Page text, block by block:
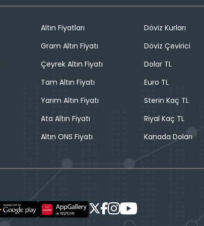
Altın Fiyatları
Gram Altın Fiyatı
Çeyrek Altın Fiyatı
Tam Altın Fiyatı
Yarım Altın Fiyatı
Ata Altın Fiyatı
Altın ONS Fiyatı
Döviz Kurları
Döviz Çevirici
Dolar TL
Euro TL
Sterin Kaç TL
Riyal Kaç TL
Kanada Doları